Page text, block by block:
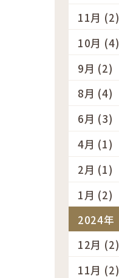
11月 (2)
10月 (4)
9月 (2)
8月 (4)
6月 (3)
4月 (1)
2月 (1)
1月 (2)
2024年
12月 (2)
11月 (2)